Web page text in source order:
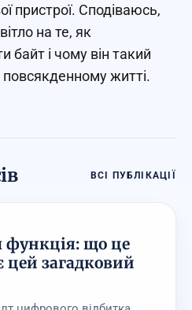
пристрої. Сподіваюсь,
на те, як
байт і чому він такий
житті.
ВСІ ПУБЛІКАЦІЇ
функція: що це
цей загадковий